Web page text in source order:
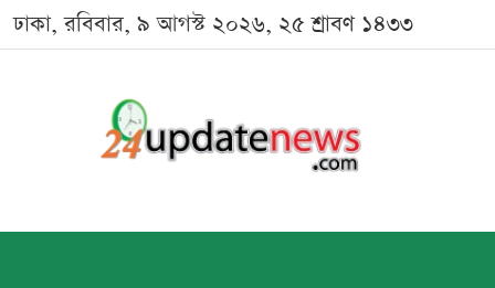
ঢাকা, রবিবার, ৯ আগস্ট ২০২৬, ২৫ শ্রাবণ ১৪৩৩